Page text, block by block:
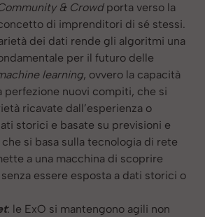
& Crowdporta verso la
di imprenditori di sé stessi.
dei dati rende gli algoritmi una
per il futuro delle
learning, ovvero la capacità
perfezione nuovi compiti, che si
ricavate dall’esperienza o
storici e basate su previsioni e
che si basa sulla tecnologia di rete
a una macchina di scoprire
essere esposta a dati storici o
: le ExO si mantengono agili non